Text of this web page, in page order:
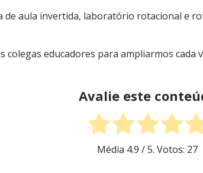
de aula invertida, laboratório rotacional e
colegas educadores para ampliarmos cada
Avalie este
Média 4.9 / 5. Votos: 27